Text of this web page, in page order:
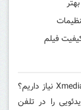
فیلم
چرا به مبدل ویدئویی ایکس مدیا ری کد Xmedia Recode نیاز داریم؟
را در تلفن